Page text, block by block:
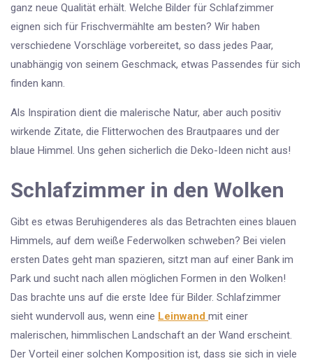
ganz neue Qualität erhält. Welche Bilder für Schlafzimmer
eignen sich für Frischvermählte am besten? Wir haben
verschiedene Vorschläge vorbereitet, so dass jedes Paar,
unabhängig von seinem Geschmack, etwas Passendes für sich
finden kann.
Als Inspiration dient die malerische Natur, aber auch positiv
wirkende Zitate, die Flitterwochen des Brautpaares und der
blaue Himmel. Uns gehen sicherlich die Deko-Ideen nicht aus!
Schlafzimmer in den Wolken
Gibt es etwas Beruhigenderes als das Betrachten eines blauen
Himmels, auf dem weiße Federwolken schweben? Bei vielen
ersten Dates geht man spazieren, sitzt man auf einer Bank im
Park und sucht nach allen möglichen Formen in den Wolken!
Das brachte uns auf die erste Idee für Bilder. Schlafzimmer
sieht wundervoll aus, wenn eine Leinwand mit einer
malerischen, himmlischen Landschaft an der Wand erscheint.
Der Vorteil einer solchen Komposition ist, dass sie sich in viele